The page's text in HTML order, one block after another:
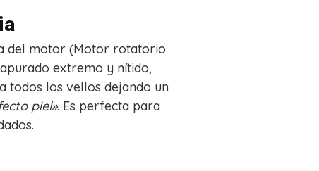
del motor (Motor rotatorio
extremo y nítido,
todos los vellos dejando un
piel». Es perfecta para